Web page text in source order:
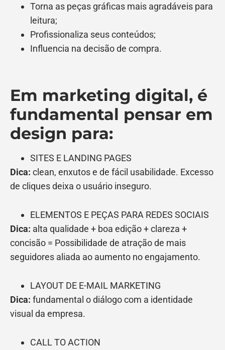
Torna as peças gráficas mais agradáveis para
leitura;
Profissionaliza seus conteúdos;
Influencia na decisão de compra.
Em marketing digital, é
fundamental pensar em
design para:
SITES E LANDING PAGES
Dica: clean, enxutos e de fácil usabilidade. Excesso
de cliques deixa o usuário inseguro.
ELEMENTOS E PEÇAS PARA REDES SOCIAIS
Dica: alta qualidade + boa edição + clareza +
concisão = Possibilidade de atração de mais
seguidores aliada ao aumento no engajamento.
LAYOUT DE E-MAIL MARKETING
Dica: fundamental o diálogo com a identidade
visual da empresa.
CALL TO ACTION